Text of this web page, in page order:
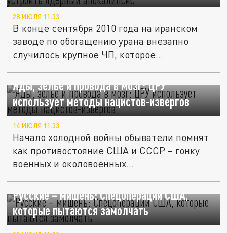
28 ИЮЛЯ 11:33
В конце сентября 2010 года на иранском
заводе по обогащению урана внезапно
случилось крупное ЧП, которое...
Яды, зелье и провода в мозг: ЦРУ
использует методы нацистов-извергов
14 ИЮЛЯ 11:33
Начало холодной войны обыватели помнят
как противостояние США и СССР – гонку
военных и околовоенных...
Русские – мишень: Спецоперации США,
которые пытаются замолчать